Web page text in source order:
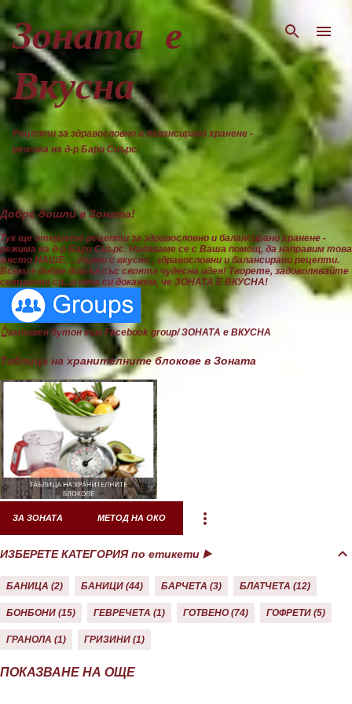
Пропускане към основното съдържание
Зоната е
Вкусна
Рецепти за здравословно и балансирано хранене -
режима на д-р Бари Сиърс.
Добре дошли в Зоната!
Тук ще откриете рецепти за здравословно и балансирано хранене -
режима на д-р Бари Сиърс. Надяваме се с Ваша помощ, да направим това
място НАШЕ. ....пълно с вкусни , здравословни и балансирани рецепти.
Всеки е добре дошъл със своята чудесна идея! Творете, задоволявайте
сетивата си...и нека си докажем, че ЗОНАТА Е ВКУСНА!
👆активен бутон към Facebook group/ ЗОНАТА е ВКУСНА
Таблица на хранителните блокове в Зоната
ЗА ЗОНАТА МЕТОД НА ОКО
ИЗБЕРЕТЕ КАТЕГОРИЯ по етикети ▶️
БАНИЦА 2 БАНИЦИ 44 БАРЧЕТА 3 БЛАТЧЕТА 12
БОНБОНИ 15 ГЕВРЕЧЕТА 1 ГОТВЕНО 74 ГОФРЕТИ 5
ГРАНОЛА 1 ГРИЗИНИ 1
ДЕСЕРТИ 10 ДОМАШНО
ПОКАЗВАНЕ НА ОЩЕ